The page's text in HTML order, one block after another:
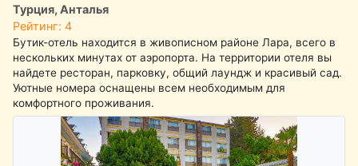
Турция, Анталья
Рейтинг: 4
Бутик-отель находится в живописном районе Лара, всего в
нескольких минутах от аэропорта. На территории отеля вы
найдете ресторан, парковку, общий лаундж и красивый сад.
Уютные номера оснащены всем необходимым для
комфортного проживания.